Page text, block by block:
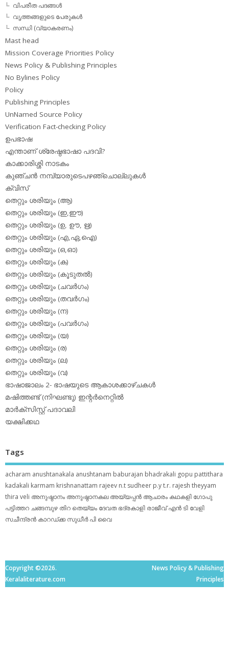
വിപരീത പദങ്ങള്‍
വൃത്തങ്ങളുടെ പേരുകള്‍
സന്ധി (വ്യാകരണം)
Mast head
Mission Coverage Priorities Policy
News Policy & Publishing Principles
No Bylines Policy
Policy
Publishing Principles
UnNamed Source Policy
Verification Fact-checking Policy
ഉപഭാഷ
എന്താണ് ശ്രേഷ്ഠഭാഷാ പദവി?
കാക്കാരിശ്ശി നാടകം
കുഞ്ചന്‍ നമ്പ്യാരുടെപഴഞ്ചൊല്ലുകള്‍
ക്വിസ്
തെറ്റും ശരിയും (ആ)
തെറ്റും ശരിയും (ഇ,ഈ)
തെറ്റും ശരിയും (ഉ, ഊ, ഋ)
തെറ്റും ശരിയും (എ,ഏ,ഐ)
തെറ്റും ശരിയും (ഒ,ഓ)
തെറ്റും ശരിയും (ക)
തെറ്റും ശരിയും (കൂടുതല്‍)
തെറ്റും ശരിയും (ചവര്‍ഗം)
തെറ്റും ശരിയും (തവര്‍ഗം)
തെറ്റും ശരിയും (ന)
തെറ്റും ശരിയും (പവര്‍ഗം)
തെറ്റും ശരിയും (യ)
തെറ്റും ശരിയും (ര)
തെറ്റും ശരിയും (ല)
തെറ്റും ശരിയും (വ)
ഭാഷാജാലം 2- ഭാഷയുടെ ആകാശക്കാഴ്ചകള്‍
മഷിത്തണ്ട് (നിഘണ്ടു) ഇന്റര്‍നെറ്റില്‍
മാര്‍ക്‌സിസ്റ്റ് പദാവലി
യക്ഷിക്കഥ
Tags
acharam anushtanakala anushtanam baburajan bhadrakali gopu pattithara
kadakali karmam krishnanattam rajeev n.t sudheer p.yt.r. rajesh theyyam
thira veli അനുഷ്ഠാനം അനുഷ്ഠാനകല അയ്യപ്പന്‍ ആചാരം കഥകളി ഗോപു
പട്ടിത്തറ ചങ്ങമ്പുഴ തിറ തെയ്യം ദേവത ഭദ്രകാളി രാജീവ് എൻ ടി വേളി
സചീന്ദ്രന്‍ കാറഡ്ക്ക സുധീര്‍ പി വൈ
Copyright ©2026.
Keralaliterature.com
News Policy & Publishing
Principles